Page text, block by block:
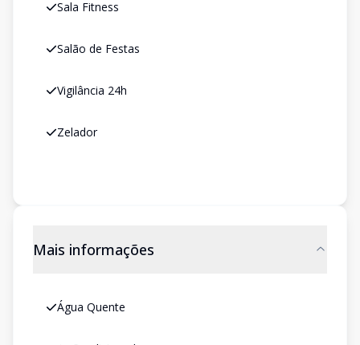
Sala Fitness
Salão de Festas
Vigilância 24h
Zelador
Mais informações
Água Quente